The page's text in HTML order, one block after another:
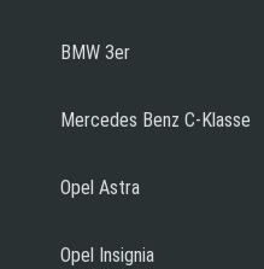
BMW 3er
Mercedes Benz C-Klasse
Opel Astra
Opel Insignia